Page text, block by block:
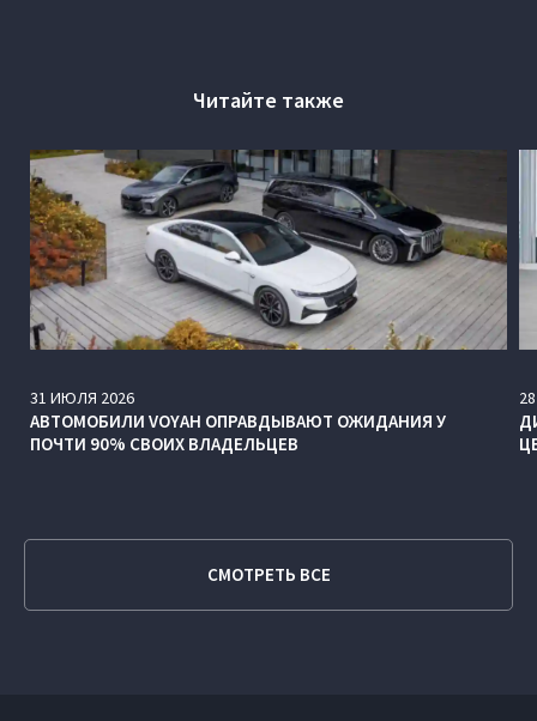
Читайте также
31 ИЮЛЯ 2026
АВТОМОБИЛИ VOYAH ОПРАВДЫВАЮТ ОЖИДАНИЯ У
ПОЧТИ 90% СВОИХ ВЛАДЕЛЬЦЕВ
28
СМОТРЕТЬ ВСЕ